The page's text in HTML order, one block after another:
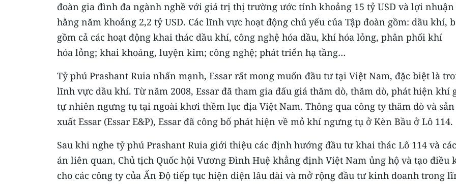
đoàn gia đình đa ngành nghề với giá trị thị trường ước tính khoảng 15 tỷ USD và lợi nhuận
hằng năm khoảng 2,2 tỷ USD. Các lĩnh vực hoạt động chủ yếu của Tập đoàn gồm: dầu khí,
gồm cả các hoạt động khai thác dầu khí, công nghệ hóa dầu, khí hóa lỏng, phân phối khí
hóa lỏng; khai khoáng, luyện kim; công nghệ; phát triển hạ tầng…
Tỷ phú Prashant Ruia nhấn mạnh, Essar rất mong muốn đầu tư tại Việt Nam, đặc biệt là
lĩnh vực dầu khí. Từ năm 2008, Essar đã tham gia đấu giá thăm dò, thăm dò, phát hiện khí
tự nhiên ngưng tụ tại ngoài khơi thềm lục địa Việt Nam. Thông qua công ty thăm dò và sản
xuất Essar (Essar E&P), Essar đã công bố phát hiện về mỏ khí ngưng tụ ở Kèn Bầu ở Lô 114.
Sau khi nghe tỷ phú Prashant Ruia giới thiệu các định hướng đầu tư khai thác Lô 114 và
án liên quan, Chủ tịch Quốc hội Vương Đình Huệ khẳng định Việt Nam ủng hộ và tạo điều
cho các công ty của Ấn Độ tiếp tục hiện diện lâu dài và mở rộng đầu tư kinh doanh trong